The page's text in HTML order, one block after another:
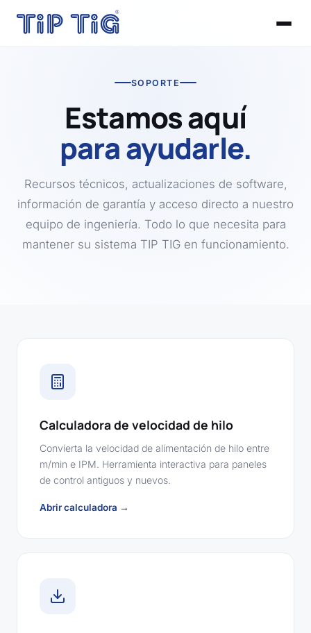
SOPORTE
Estamos aquí
para ayudarle.
Recursos técnicos, actualizaciones de software,
información de garantía y acceso directo a nuestro
equipo de ingeniería. Todo lo que necesita para
mantener su sistema TIP TIG en funcionamiento.
Calculadora de velocidad de hilo
Convierta la velocidad de alimentación de hilo entre
m/min e IPM. Herramienta interactiva para paneles
de control antiguos y nuevos.
Abrir calculadora →